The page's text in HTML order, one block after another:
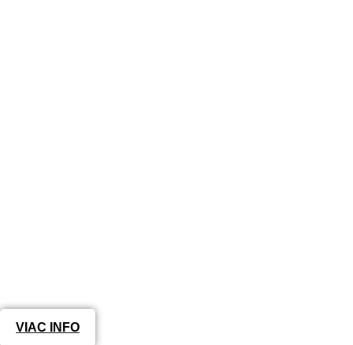
VIAC INFO